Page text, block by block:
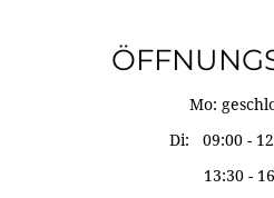
Mo:
Di: 09:00 -
13:30 -